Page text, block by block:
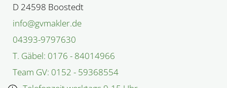
D 24598 Boostedt
info@gvmakler.de
04393-9797630
T. Gäbel: 0176 - 84014966
Team GV: 0152 - 59368554